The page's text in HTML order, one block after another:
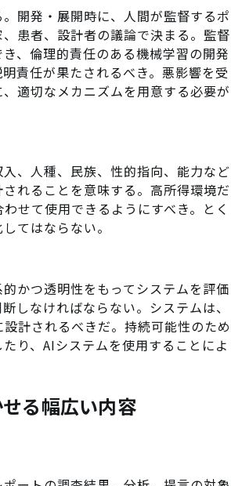
開発・展開時に、人間が監督するポ
患者、設計者の議論で決まる。監督
、倫理的責任のある機械学習の開発
責任が果たされるべき。悪影響を受
適切なメカニズムを用意する必要が
、人種、民族、性的指向、能力など
れることを意味する。高所得環境だ
せて使用できるようにすべき。とく
てはならない。
かつ透明性をもってシステムを評価
しなければならない。システムは、
計されるべきだ。持続可能性のため
り、AIシステムを使用することによ
る幅広い内容